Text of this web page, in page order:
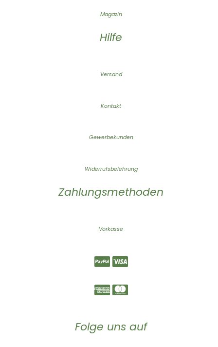
Magazin
Hilfe
Versand
Kontakt
Gewerbekunden
Widerrufsbelehrung
Zahlungsmethoden
Vorkasse
Folge uns auf